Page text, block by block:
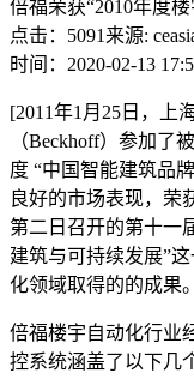
倍福荣获“2010年度
点击：5091 来源:
时间：2020-02-13
[2011年1月25日，上
（Beckhoff）参加了
度 “中国智能建筑品
良好的市场表现，荣
第二日召开的第十一
建筑与可持续发展”
化领域取得的的成果。
倍福楼宇自动化行业
控系统涵盖了以下几